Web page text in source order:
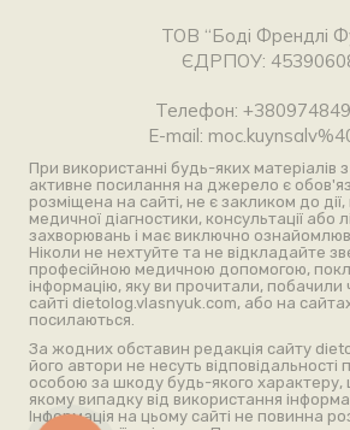
ТОВ “Боді Френдлі
ЄДРПОУ:
Телефон:
E-mail:
При використанні будь-яких матеріалів
активне посилання на джерело є
розміщена на сайті, не є закликом до
медичної діагностики, консультації або
захворювань і має виключно
Ніколи не нехтуйте та не відкладайте
професійною медичною допомогою,
інформацію, яку ви прочитали, побачили
сайті dietolog.vlasnyuk.com, або на
посилаються.
За жодних обставин редакція сайту
його автори не несуть
особою за шкоду будь-якого
якому випадку від використання
Інформація на цьому сайті не повинна